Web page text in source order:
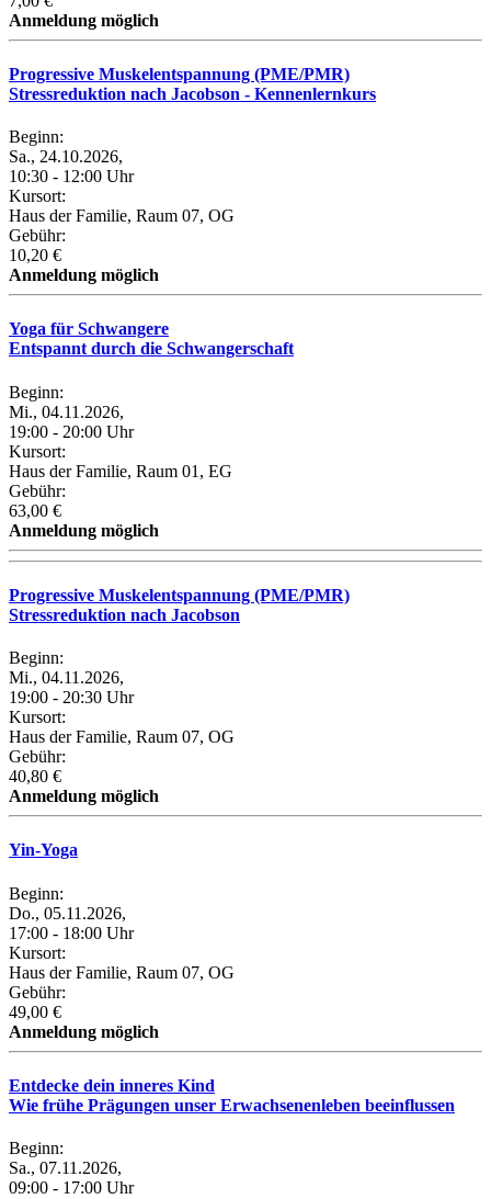
Anmeldung möglich
Progressive Muskelentspannung (PME/PMR)
Stressreduktion nach Jacobson - Kennenlernkurs
Beginn:
Sa., 24.10.2026,
10:30 - 12:00 Uhr
Kursort:
Haus der Familie, Raum 07, OG
Gebühr:
10,20 €
Anmeldung möglich
Yoga für Schwangere
Entspannt durch die Schwangerschaft
Beginn:
Mi., 04.11.2026,
19:00 - 20:00 Uhr
Kursort:
Haus der Familie, Raum 01, EG
Gebühr:
63,00 €
Anmeldung möglich
Progressive Muskelentspannung (PME/PMR)
Stressreduktion nach Jacobson
Beginn:
Mi., 04.11.2026,
19:00 - 20:30 Uhr
Kursort:
Haus der Familie, Raum 07, OG
Gebühr:
40,80 €
Anmeldung möglich
Yin-Yoga
Beginn:
Do., 05.11.2026,
17:00 - 18:00 Uhr
Kursort:
Haus der Familie, Raum 07, OG
Gebühr:
49,00 €
Anmeldung möglich
Entdecke dein inneres Kind
Wie frühe Prägungen unser Erwachsenenleben beeinflussen
Beginn:
Sa., 07.11.2026,
09:00 - 17:00 Uhr